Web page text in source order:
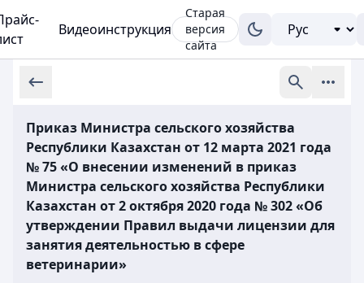
Видеоинструкция
Старая
версия
сайта
Приказ Министра сельского хозяйства
Республики Казахстан от 12 марта 2021 года
№ 75 «О внесении изменений в приказ
Министра сельского хозяйства Республики
Казахстан от 2 октября 2020 года № 302 «Об
утверждении Правил выдачи лицензии для
занятия деятельностью в сфере
ветеринарии»